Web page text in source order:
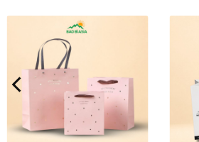
Thiết kế hiện đại –
Với tông trắng thanh lịch,
cao cấp, tinh tế và dễ
phong cách đóng gói
Chất liệu giấy Kraft
dặn, chịu lực tốt, không